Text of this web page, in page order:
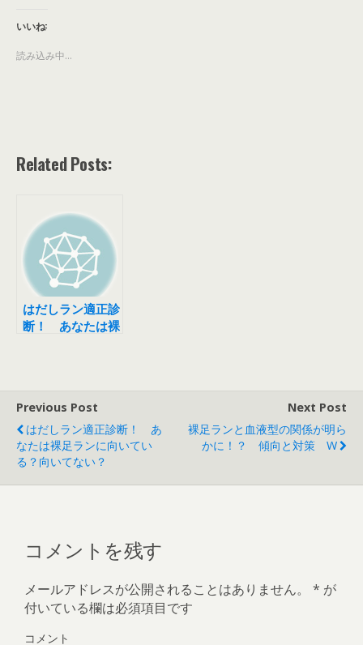
いいね:
読み込み中...
Related Posts:
はだしラン適正診
断！ あなたは裸
Previous Post
はだしラン適正診断！ あ
なたは裸足ランに向いてい
る？向いてない？
Next Post
裸足ランと血液型の関係が明ら
かに！？ 傾向と対策 W
コメントを残す
メールアドレスが公開されることはありません。 * が
付いている欄は必須項目です
コメント